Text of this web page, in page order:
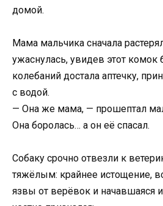
домой.
Мама мальчика сначала
ужаснулась, увидев этот комок
колебаний достала аптечку,
с водой.
— Она же мама, — прошептал
Она боролась… а он её спасал.
Собаку срочно отвезли к
тяжёлым: крайнее истощение,
язвы от верёвок и начавшаяся